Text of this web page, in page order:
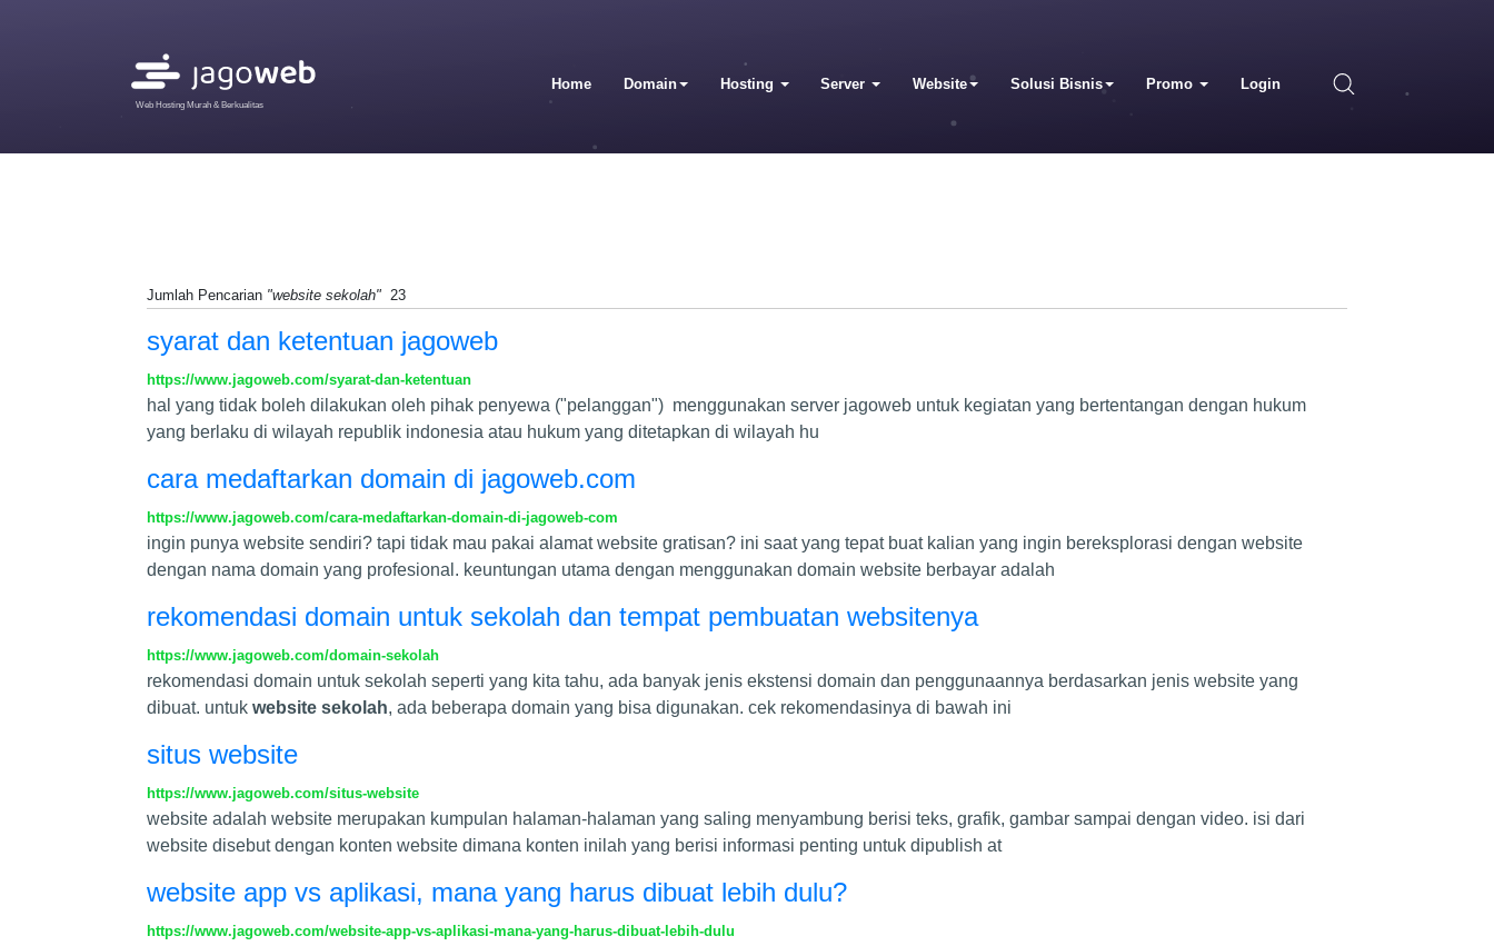
Web Hosting Murah & Berkualitas
Home Domain Hosting Server Website Solusi Bisnis Promo Login
Jumlah Pencarian "website sekolah" 23
syarat dan ketentuan jagoweb
https://www.jagoweb.com/syarat-dan-ketentuan
hal yang tidak boleh dilakukan oleh pihak penyewa ("pelanggan") menggunakan server jagoweb untuk kegiatan yang bertentangan dengan hukum
yang berlaku di wilayah republik indonesia atau hukum yang ditetapkan di wilayah hu
cara medaftarkan domain di jagoweb.com
https://www.jagoweb.com/cara-medaftarkan-domain-di-jagoweb-com
ingin punya website sendiri? tapi tidak mau pakai alamat website gratisan? ini saat yang tepat buat kalian yang ingin bereksplorasi dengan website
dengan nama domain yang profesional. keuntungan utama dengan menggunakan domain website berbayar adalah
rekomendasi domain untuk sekolah dan tempat pembuatan websitenya
https://www.jagoweb.com/domain-sekolah
rekomendasi domain untuk sekolah seperti yang kita tahu, ada banyak jenis ekstensi domain dan penggunaannya berdasarkan jenis website yang
dibuat. untuk website sekolah, ada beberapa domain yang bisa digunakan. cek rekomendasinya di bawah ini
situs website
https://www.jagoweb.com/situs-website
website adalah website merupakan kumpulan halaman-halaman yang saling menyambung berisi teks, grafik, gambar sampai dengan video. isi dari
website disebut dengan konten website dimana konten inilah yang berisi informasi penting untuk dipublish at
website app vs aplikasi, mana yang harus dibuat lebih dulu?
https://www.jagoweb.com/website-app-vs-aplikasi-mana-yang-harus-dibuat-lebih-dulu